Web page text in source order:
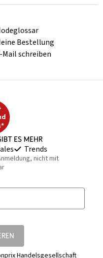
Bestellung
Mail schreiben
es mehr
Trends
nicht mit
Handelsgesellschaft